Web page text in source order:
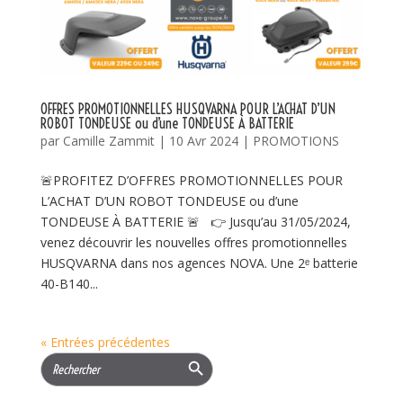
OFFRES PROMOTIONNELLES HUSQVARNA POUR L’ACHAT D’UN
ROBOT TONDEUSE ou d’une TONDEUSE À BATTERIE
par Camille Zammit| 10 Avr 2024| PROMOTIONS
🚨PROFITEZ D’OFFRES PROMOTIONNELLES POUR
L’ACHAT D’UN ROBOT TONDEUSE ou d’une
TONDEUSE À BATTERIE 🚨 👉 Jusqu’au 31/05/2024,
venez découvrir les nouvelles offres promotionnelles
HUSQVARNA dans nos agences NOVA. Une 2ᵉ batterie
40-B140...
« Entrées précédentes
Search
for:
Search Button